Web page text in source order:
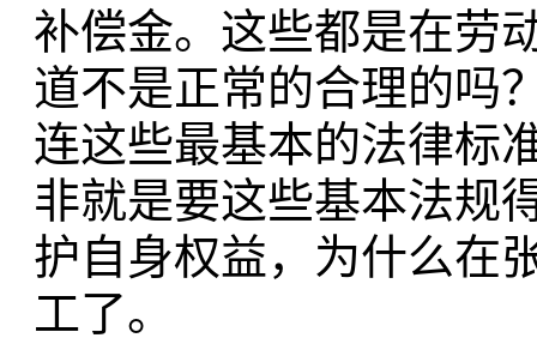
补偿金。这些都是在劳
道不是正常的合理的吗
连这些最基本的法律标
非就是要这些基本法规
护自身权益，为什么在
工了。